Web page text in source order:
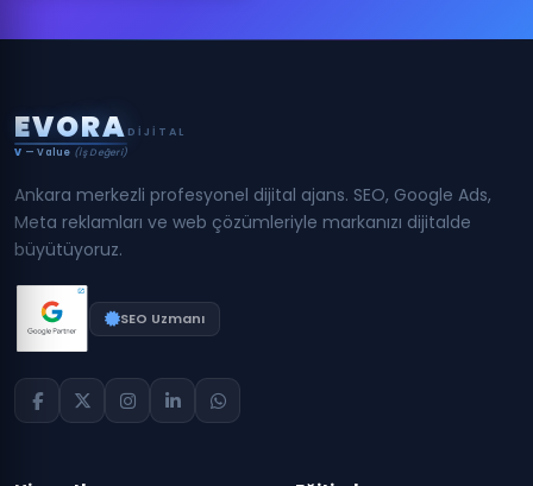
EVORA DIJITAL
V — Value (İş Değeri)
Ankara merkezli profesyonel dijital ajans. SEO, Google Ads,
Meta reklamları ve web çözümleriyle markanızı dijitalde
büyütüyoruz.
SEO Uzmanı